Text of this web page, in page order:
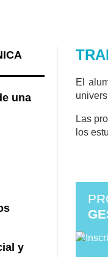
El
Las
los
una
y